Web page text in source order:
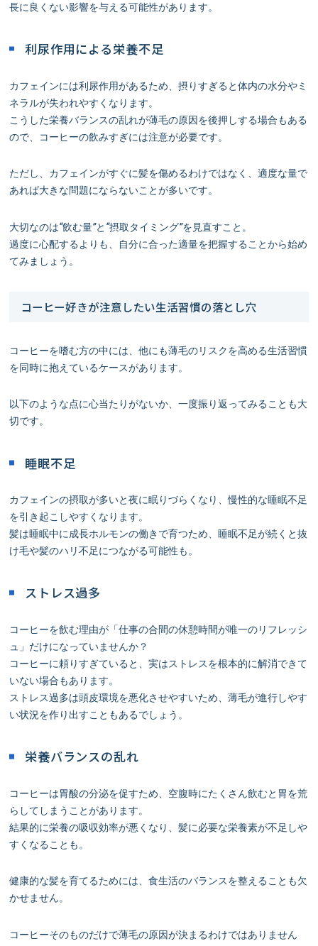
長に良くない影響を与える可能性があります。
利尿作用による栄養不足
カフェインには利尿作用があるため、摂りすぎると体内の水分やミ
ネラルが失われやすくなります。
こうした栄養バランスの乱れが薄毛の原因を後押しする場合もある
ので、コーヒーの飲みすぎには注意が必要です。
ただし、カフェインがすぐに髪を傷めるわけではなく、適度な量で
あれば大きな問題にならないことが多いです。
大切なのは“飲む量”と“摂取タイミング”を見直すこと。
過度に心配するよりも、自分に合った適量を把握することから始め
てみましょう。
コーヒー好きが注意したい生活習慣の落とし穴
コーヒーを嗜む方の中には、他にも薄毛のリスクを高める生活習慣
を同時に抱えているケースがあります。
以下のような点に心当たりがないか、一度振り返ってみることも大
切です。
睡眠不足
カフェインの摂取が多いと夜に眠りづらくなり、慢性的な睡眠不足
を引き起こしやすくなります。
髪は睡眠中に成長ホルモンの働きで育つため、睡眠不足が続くと抜
け毛や髪のハリ不足につながる可能性も。
ストレス過多
コーヒーを飲む理由が「仕事の合間の休憩時間が唯一のリフレッシ
ュ」だけになっていませんか？
コーヒーに頼りすぎていると、実はストレスを根本的に解消できて
いない場合もあります。
ストレス過多は頭皮環境を悪化させやすいため、薄毛が進行しやす
い状況を作り出すこともあるでしょう。
栄養バランスの乱れ
コーヒーは胃酸の分泌を促すため、空腹時にたくさん飲むと胃を荒
らしてしまうことがあります。
結果的に栄養の吸収効率が悪くなり、髪に必要な栄養素が不足しや
すくなることも。
健康的な髪を育てるためには、食生活のバランスを整えることも欠
かせません。
コーヒーそのものだけで薄毛の原因が決まるわけではありません